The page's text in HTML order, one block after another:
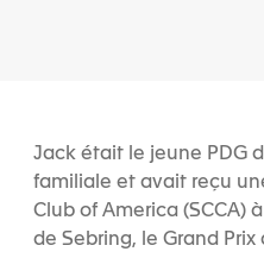
Jack était le jeune PDG
familiale et avait reçu
Club of America (SCCA)
de Sebring, le Grand